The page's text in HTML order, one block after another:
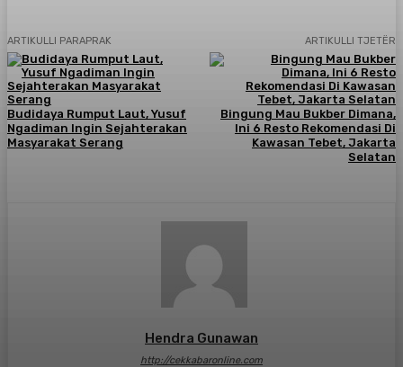
ARTIKULLI PARAPRAK
Budidaya Rumput Laut, Yusuf
Ngadiman Ingin Sejahterakan
Masyarakat Serang
ARTIKULLI TJETËR
Bingung Mau Bukber Dimana,
Ini 6 Resto Rekomendasi Di
Kawasan Tebet, Jakarta
Selatan
Hendra Gunawan
http://cekkabaronline.com